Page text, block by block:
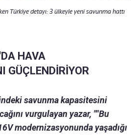
Türkiye detayı: 3 ülkeyle yeni savunma hattı
HAVA
GÜÇLENDİRİYOR
savunma kapasitesini
vurgulayan yazar, ""Bu
modernizasyonunda yaşadığı